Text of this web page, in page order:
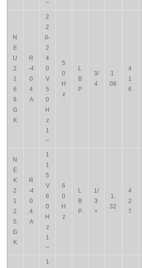
~
N
E
U
2
1
6
8
G
K
R
-4
0
4
A
2
2
0-
2
4
0
V
5
0
H
z
1
~
5
0
H
z
L
B
P
3/
4
1.
08
4
1
6
N
E
K
2
1
2
5
G
K
R
-4
0
4
A
1
1
5
V
6
0
H
z
1
~
6
0
H
z
L
B
P
1/
3
+
1.
32
4
2
7
1